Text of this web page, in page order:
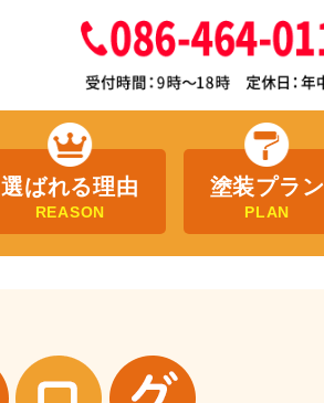
選ばれる理由
REASON
塗装プラン
PLAN